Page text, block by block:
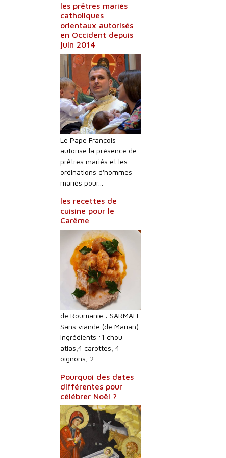
les prêtres mariés
catholiques
orientaux autorisés
en Occident depuis
juin 2014
Le Pape François
autorise la présence de
prêtres mariés et les
ordinations d'hommes
mariés pour...
les recettes de
cuisine pour le
Carême
de Roumanie : SARMALE
Sans viande (de Marian)
Ingrédients :1 chou
atlas,4 carottes, 4
oignons, 2...
Pourquoi des dates
différentes pour
célébrer Noël ?